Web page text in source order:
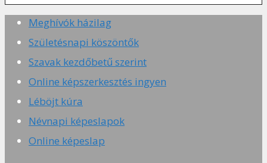
Meghívók házilag
Születésnapi köszöntők
Szavak kezdőbetű szerint
Online képszerkesztés ingyen
Léböjt kúra
Névnapi képeslapok
Online képeslap